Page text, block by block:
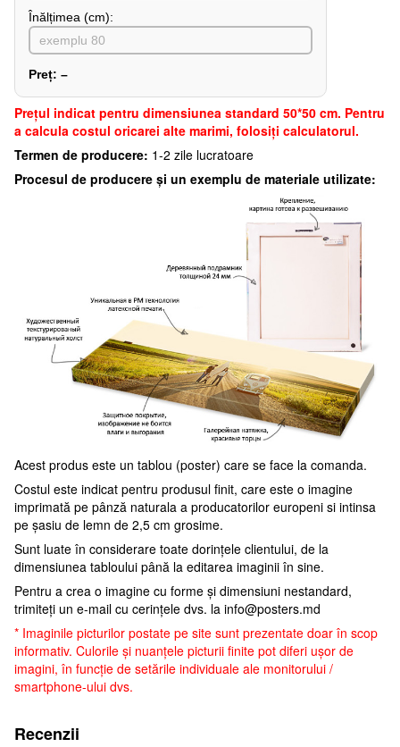
Înălțimea (cm):
Preț: –
Preţul indicat pentru dimensiunea standard 50*50 cm. Pentru
a calcula costul oricarei alte marimi, folosiți calculatorul.
Termen de producere: 1-2 zile lucratoare
Procesul de producere și un exemplu de materiale utilizate:
Acest produs este un tablou (poster) care se face la comanda.
Costul este indicat pentru produsul finit, care este o imagine
imprimată pe pânză naturala a producatorilor europeni si intinsa
pe șasiu de lemn de 2,5 cm grosime.
Sunt luate în considerare toate dorințele clientului, de la
dimensiunea tabloului până la editarea imaginii în sine.
Pentru a crea o imagine cu forme și dimensiuni nestandard,
trimiteți un e-mail cu cerințele dvs. la info@posters.md
* Imaginile picturilor postate pe site sunt prezentate doar în scop
informativ. Culorile și nuanțele picturii finite pot diferi ușor de
imagini, în funcție de setările individuale ale monitorului /
smartphone-ului dvs.
Recenzii